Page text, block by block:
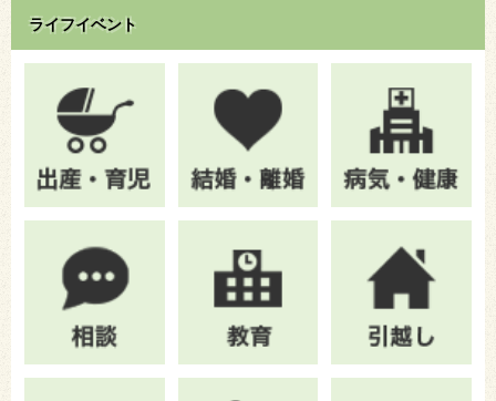
ライフイベント